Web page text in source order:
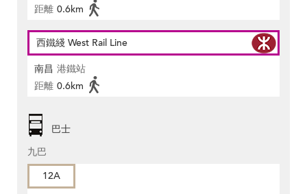
距離 0.6km
西鐵綫 West Rail Line
南昌 港鐵站
距離 0.6km
巴士
九巴
12A